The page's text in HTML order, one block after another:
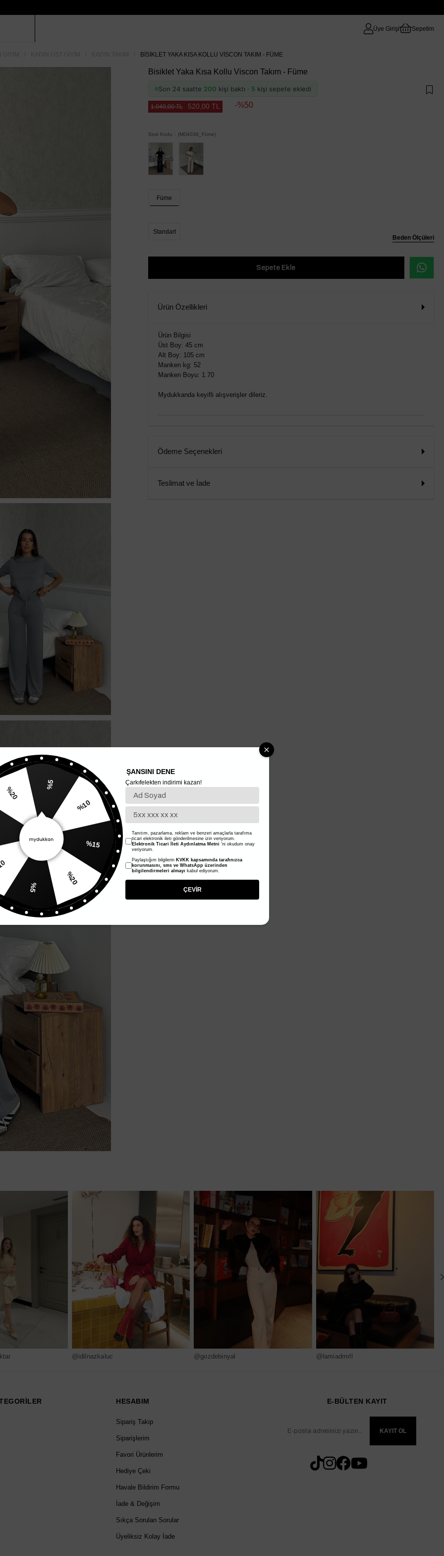
Üye Girişi Sepetim
BISIKLET YAKA KISA KOLLU VISCON TAKIM - FÜME
Bisiklet Yaka Kısa Kollu Viscon Takım - Füme
Son 24 saatte 200 kişi baktı · 5 kişi sepete ekledi
1.040,00 TL 520,00 TL 50
Stok Kodu (MD4036_Füme)
Tükendi
Beden Ölçüleri
Füme
Standart
Ürün Özellikleri
Ürün Bilgisi
Üst Boy: 45 cm
Alt Boy: 105 cm
Manken kg: 52
Manken Boyu: 1.70
Mydukkanda keyifli alışverişler dileriz.
Ödeme Seçenekleri
Teslimat ve İade
@idilnazkaluc @gozdebinyal @lamiadmrll
HESABIM
Sipariş Takip
Siparişlerim
Favori Ürünlerim
Hediye Çeki
Havale Bildirim Formu
İade & Değişim
Sıkça Sorulan Sorular
Üyeliksiz Kolay İade
E-BÜLTEN KAYIT
KAYIT OL
%10
%20
ŞANSINI DENE
Çarkıfelekten indirimi kazan!
Tanıtım, pazarlama, reklam ve benzeri amaçlarla tarafıma
ticari elektronik ileti gönderilmesine izin veriyorum.
Elektronik Ticari İleti Aydınlatma Metni 'ni okudum onay
veriyorum.
Paylaştığım bilgilerin KVKK kapsamında tarafınızca
korunmasını, sms ve WhatsApp üzerinden
bilgilendirmeleri almayı kabul ediyorum.
ÇEVİR